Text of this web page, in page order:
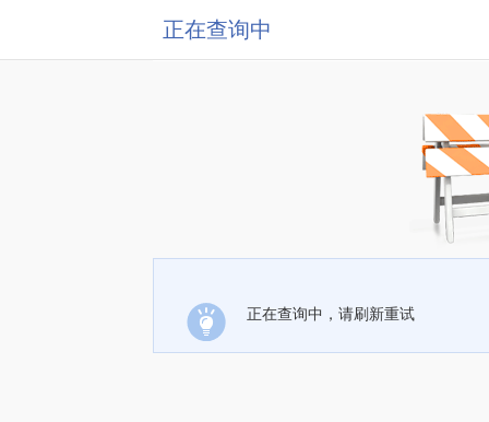
正在查询中
正在查询中，请刷新重试